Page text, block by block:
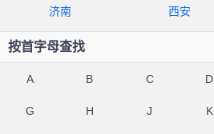
济南 西安
按首字母查找
A B C D
G H J K